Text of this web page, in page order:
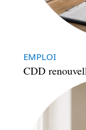
EMPLOI
CDD